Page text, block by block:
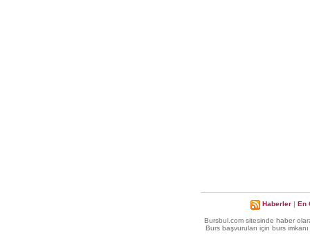
Haberler | En
Bursbul.com sitesinde haber
Burs başvuruları için burs